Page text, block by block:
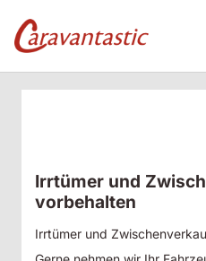
Irrtümer und
vorbehalten
Irrtümer und